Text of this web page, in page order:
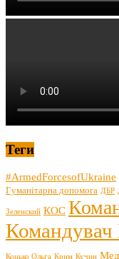
Теги
#ArmedForcesofUkraine
Гуманітарна допомога ДБР
Зеленский КОС
Командувач
Коцько Ольга Крим Кучин